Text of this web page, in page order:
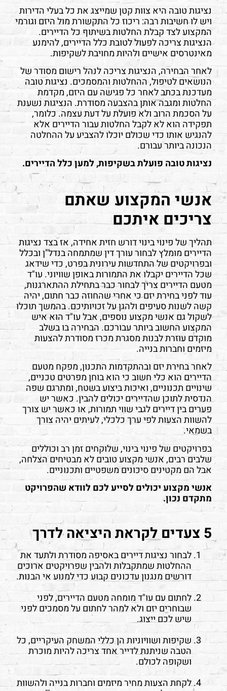
נציגות טובה היא צוות קטן שמייצג את כל בעלי הדירות
ויש לו חשיבות רבה: ריכוז כל התקשורת מול היזם וגורמי
המקצוע לצד קבלת החלטות בשיתוף כל הדיירים.
הנציגות צריכה לפעול לטובת כלל הדיירים, להימנע
מאינטרסים אישיים ולהיות מחויבת לשקיפות.
לאחר הבחירה, הנציגות צריכה לנהל רישום מסודר של
הנושאים לטיפול, ההחלטות והמסמכים. נציגות טובה
מעדכנת בכתב לאחר כל פגישה עם היזם, מקדמת
החלטות ומגבה אותן בהצבעה מסודרת. הנציגות נשענת
על הסכמת הרוב ולא פועלת על דעת עצמה. כלומר,
תפקידה הוא לא לקבל החלטות עבור הדיירים אלא
להנגיש אותו כדי שכולם יוכלו להצביע על ההחלטה
הנכונה ביותר עבורם.
נציגות טובה פועלת בשקיפות, למען כלל הדיירים.
אנשי המקצוע שאתם
צריכים איתכם
תהליך של פינוי בינוי דורש חזית אחידה, אז בצד נציגות
הדיירים מומלץ לבחור עורך דין שמתמחה בנדל"ן ובכלל
ובפרויקטים של התחדשות עירונית בפרט, כדי שידאג
שכל הדיירים יקבלו את התמורות באופן שוויוני. עו"ד
מטעם הדיירים צריך לבחור כבר בתחילת ההתארגנות,
עוד לפני בחירת יזם כי אחרי שהחוזה כבר חתום, יהיה
קשה לשנות סעיפים ולהגן על זכויותיכם. בהמשך תוכלו
לשקול גם אנשי מקצוע נוספים, אבל עו"ד הוא איש
המקצוע החשוב ביותר עבורכם. הבחירה בו בשלב
מוקדם עוזרת לבנות מסגרת מכרז מסודרת להצעות
מיזמים וחברות בנייה.
לאחר בחירת יזם ובהתקדמות התכנון, מפקח מטעם
הדיירים הוא כלי חשוב כי הוא בוחן מפרטים טכניים,
שינויים תכנוניים, ואיכות ביצוע בשטח, ומתרגם שפה
הנדסית לתוכן שהדיירים יכולים להבין. כאשר יש
פערים בין דיירים לגבי שווי תמורות, או כאשר יש צורך
להשוות הצעות לפי ערך כלכלי, לעיתים יהיה צורך
בשמאי.
בפרויקטים של פינוי בינוי, שלוקחים זמן רב וכוללים
שלבים רבים, אנשי מקצוע טובים לא מבטיחים הצלחה,
אבל הם מקטינים סיכונים משפטיים ותכנוניים.
אנשי מקצוע יכולים לסייע לכם לוודא שהפרויקט
מתקדם נכון.
5 צעדים לקראת היציאה לדרך
לבחור נציגות דיירים באסיפה מסודרת ולתעד את
ההחלטות שמתקבלות ולהבין שפרויקטים ארוכים
דורשים מנגנון עדכונים קבוע כדי למנוע אי הבנות.
לחתום עם עו"ד מומחה מטעם הדיירים, לפני
שבוחרים יזם ולא למהר לחתום על מסמכים לפני
שיש לכם ייצוג.
שקיפות ושוויוניות הן כללי המשחק העיקריים, כל
הטבה שניתנת לדייר אחד צריכה להיות מוכרת
ושקופה לכולם.
לקחת הצעות מחיר מיזמים וחברות בנייה ולהשוות